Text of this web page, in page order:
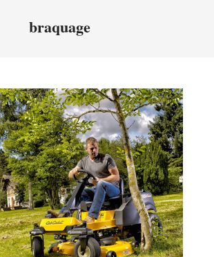
braquage